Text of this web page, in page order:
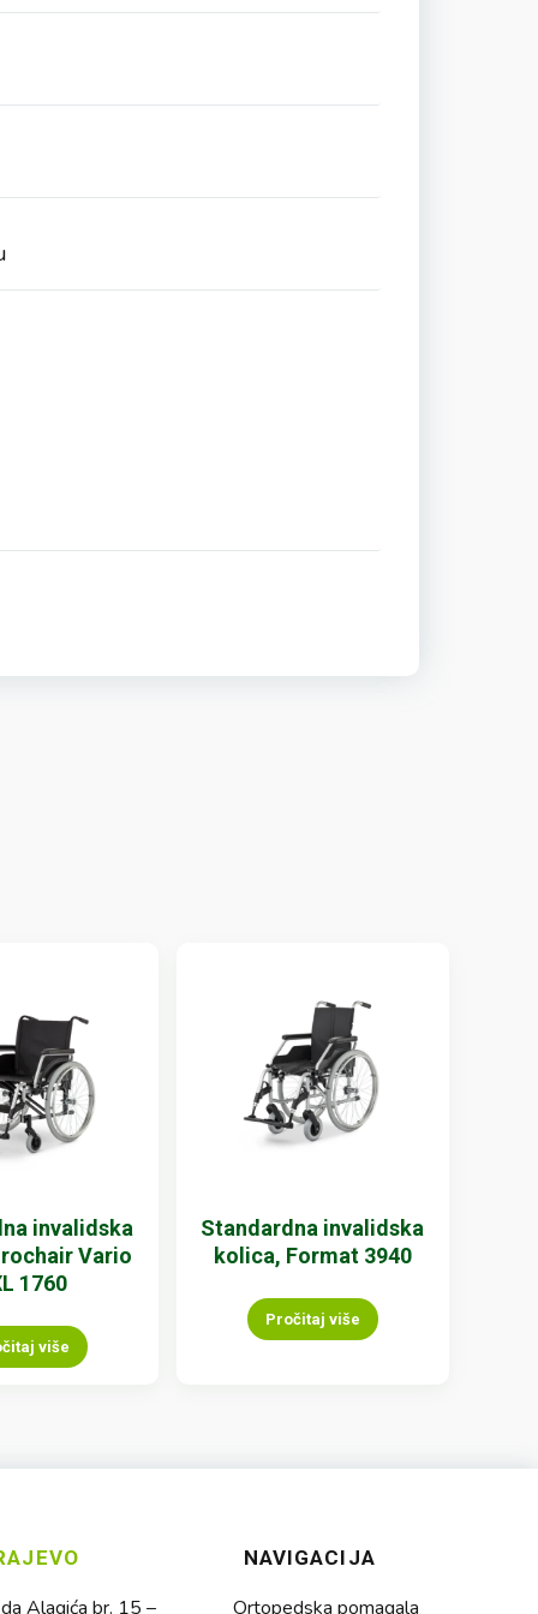
invalidska
Vario
1760
više
Standardna invalidska
kolica, Format 3940
Pročitaj više
Alagića br. 15 –
NAVIGACIJA
Ortopedska pomagala